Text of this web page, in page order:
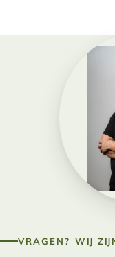
VRAGEN? WIJ